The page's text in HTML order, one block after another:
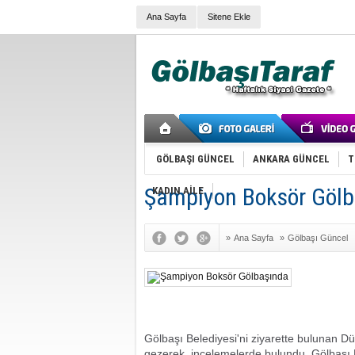
Ana Sayfa Sitene Ekle
GÖLBAŞI GÜNCEL ANKARA GÜNCEL
KADIN AİLE
Şampiyon Boksör
» Ana Sayfa » Gölbaşı Güncel
Gölbaşı Belediyesi'ni ziyarette bulunan